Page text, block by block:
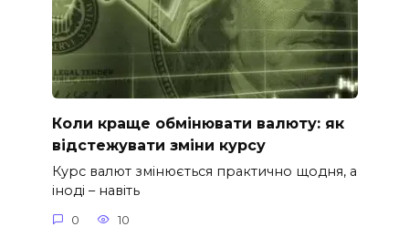
Коли краще обмінювати валюту: як
відстежувати зміни курсу
Курс валют змінюється практично щодня, а
іноді – навіть
0 10